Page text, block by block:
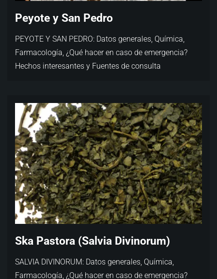
Peyote y San Pedro
PEYOTE Y SAN PEDRO: Datos generales, Química,
Farmacología, ¿Qué hacer en caso de emergencia?
Hechos interesantes y Fuentes de consulta
Ska Pastora (Salvia Divinorum)
SALVIA DIVINORUM: Datos generales, Química,
Farmacología, ¿Qué hacer en caso de emergencia?